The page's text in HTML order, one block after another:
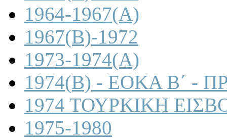
1964-1967(A)
1967(B)-1972
1973-1974(A)
1974(B) - ΕΟΚΑ Β΄ -
1974 ΤΟΥΡΚΙΚΗ
1975-1980